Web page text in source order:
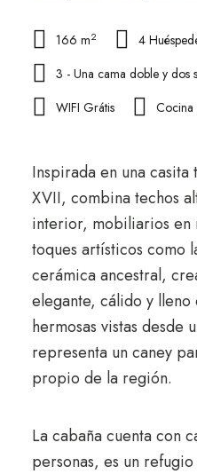
166 m2
4
3 - Una cama doble y dos
WIFI Grátis
Cocina
Inspirada en una
XVII, combina techos
interior, mobiliarios en
toques artísticos como
cerámica ancestral,
elegante, cálido y
hermosas vistas desde
representa un caney
propio de la región.
La cabaña cuenta con
personas, es un